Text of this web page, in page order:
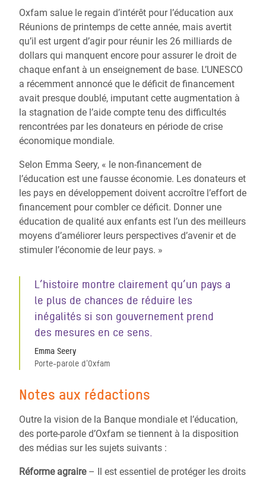
Oxfam salue le regain d’intérêt pour l’éducation aux
Réunions de printemps de cette année, mais avertit
qu’il est urgent d’agir pour réunir les 26 milliards de
dollars qui manquent encore pour assurer le droit de
chaque enfant à un enseignement de base. L’UNESCO
a récemment annoncé que le déficit de financement
avait presque doublé, imputant cette augmentation à
la stagnation de l’aide compte tenu des difficultés
rencontrées par les donateurs en période de crise
économique mondiale.
Selon Emma Seery, « le non-financement de
l’éducation est une fausse économie. Les donateurs et
les pays en développement doivent accroître l’effort de
financement pour combler ce déficit. Donner une
éducation de qualité aux enfants est l’un des meilleurs
moyens d’améliorer leurs perspectives d’avenir et de
stimuler l’économie de leur pays. »
L’histoire montre clairement qu’un pays a
le plus de chances de réduire les
inégalités si son gouvernement prend
des mesures en ce sens.
Emma Seery
Porte-parole d'Oxfam
Notes aux rédactions
Outre la vision de la Banque mondiale et l’éducation,
des porte-parole d’Oxfam se tiennent à la disposition
des médias sur les sujets suivants :
Réforme agraire– Il est essentiel de protéger les droits